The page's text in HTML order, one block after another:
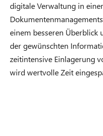
digitale Verwaltung in
einem besseren Überblick
der gewünschten
zeitintensive Einlagerung
wird wertvolle Zeit